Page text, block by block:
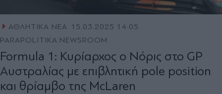
ΑΘΛΗΤΙΚΑ ΝΕΑ 15.03.2025 14:05
PARAPOLITIKA NEWSROOM
Formula 1: Κυρίαρχος ο Νόρις στο GP
Αυστραλίας με επιβλητική pole position
και θρίαμβο της McLaren